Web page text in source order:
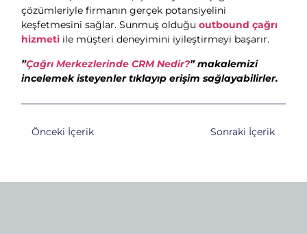
çözümleriyle firmanın gerçek potansiyelini
keşfetmesini sağlar. Sunmuş olduğu outbound çağrı
hizmeti ile müşteri deneyimini iyileştirmeyi başarır.
”Çağrı Merkezlerinde CRM Nedir?” makalemizi
incelemek isteyenler tıklayıp erişim sağlayabilirler.
Önceki İçerik Sonraki İçerik